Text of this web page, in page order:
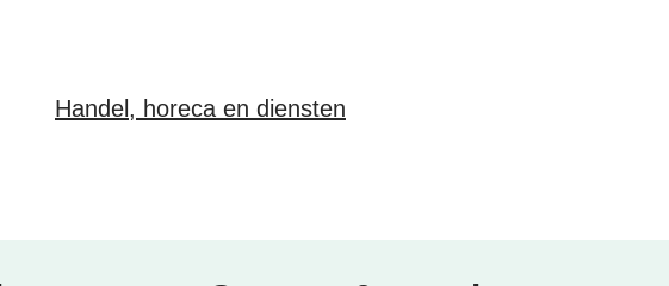
Handel, horeca en diensten